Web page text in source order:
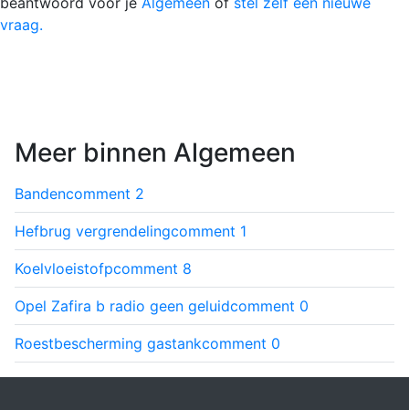
vraag.
Meer binnen Algemeen
Bandencomment 2
Hefbrug vergrendelingcomment 1
Koelvloeistofpcomment 8
Opel Zafira b radio geen geluidcomment 0
Roestbescherming gastankcomment 0